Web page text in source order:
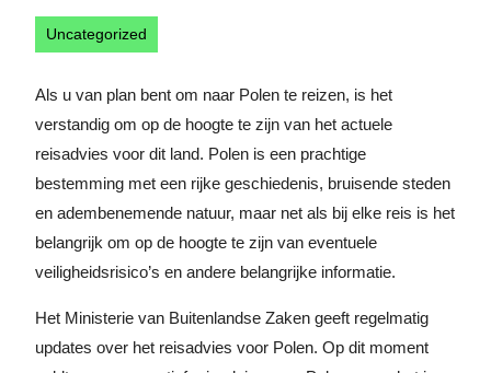
Uncategorized
Als u van plan bent om naar Polen te reizen, is het
verstandig om op de hoogte te zijn van het actuele
reisadvies voor dit land. Polen is een prachtige
bestemming met een rijke geschiedenis, bruisende steden
en adembenemende natuur, maar net als bij elke reis is het
belangrijk om op de hoogte te zijn van eventuele
veiligheidsrisico’s en andere belangrijke informatie.
Het Ministerie van Buitenlandse Zaken geeft regelmatig
updates over het reisadvies voor Polen. Op dit moment